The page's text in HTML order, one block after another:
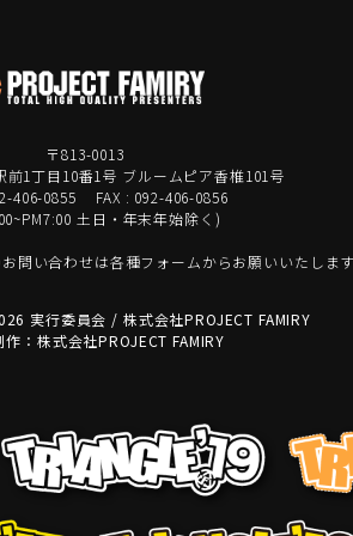
〒813-0013
前1丁目10番1号 ブルームピア香椎101号
406-0855 FAX : 092-406-0856
土日・年末年始除く)
問い合わせは各種フォームからお願いいたしま
実行委員会 / 株式会社PROJECT FAMIRY
作：株式会社PROJECT FAMIRY